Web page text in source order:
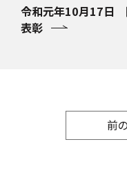
令和元年10月17日
表彰
前